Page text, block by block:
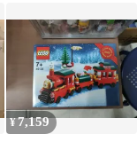
アンローズ
¥7,159